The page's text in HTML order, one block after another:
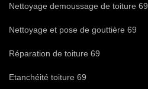
Nettoyage demoussage de toiture 69
Nettoyage et pose de gouttière 69
Réparation de toiture 69
Etanchéité toiture 69